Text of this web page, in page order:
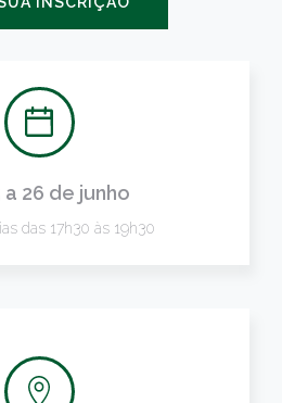
a 26 de junho
das 17h30 às 19h30